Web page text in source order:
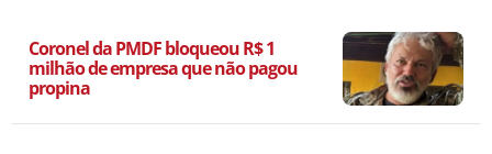
Coronel da PMDF bloqueou R$ 1
milhão de empresa que não pagou
propina